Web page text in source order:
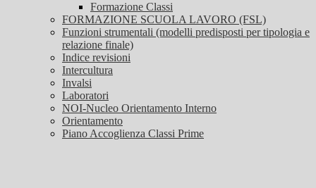
Formazione Classi
FORMAZIONE SCUOLA LAVORO (FSL)
Funzioni strumentali (modelli predisposti per tipologia e
relazione finale)
Indice revisioni
Intercultura
Invalsi
Laboratori
NOI-Nucleo Orientamento Interno
Orientamento
Piano Accoglienza Classi Prime